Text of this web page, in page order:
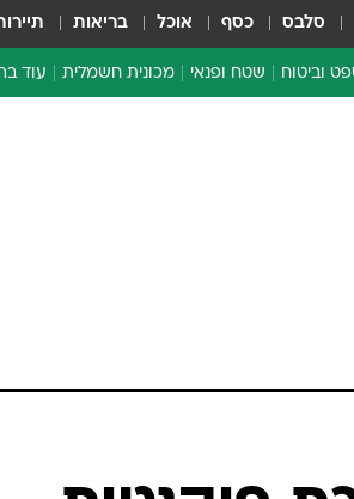
סלבס כסף אוכל בריאות
וביטוח שטח ופנאי מכונית חשמלית עוד